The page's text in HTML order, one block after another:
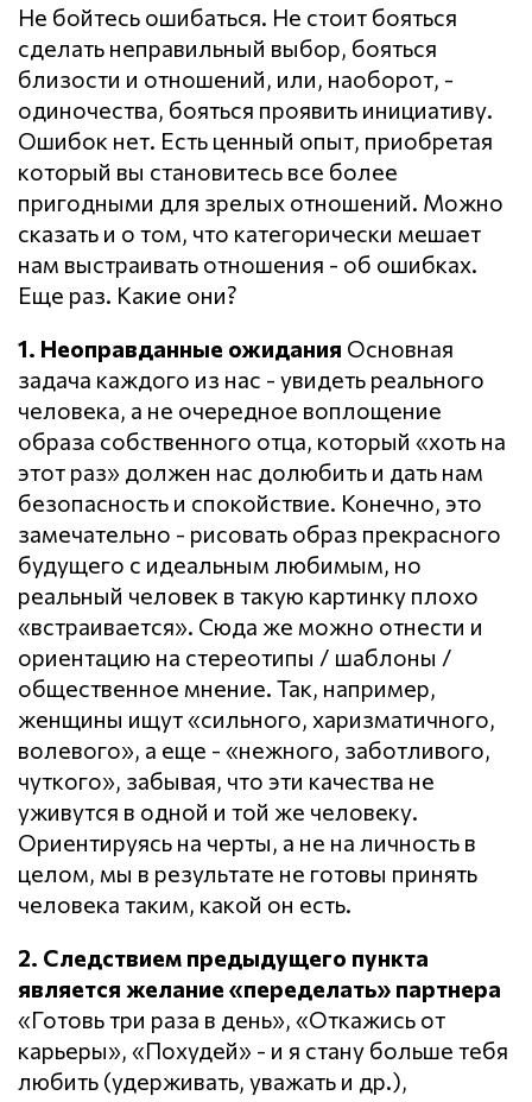
Не бойтесь ошибаться. Не стоит бояться
сделать неправильный выбор, бояться
близости и отношений, или, наоборот, -
одиночества, бояться проявить инициативу.
Ошибок нет. Есть ценный опыт, приобретая
который вы становитесь все более
пригодными для зрелых отношений. Можно
сказать и о том, что категорически мешает
нам выстраивать отношения - об ошибках.
Еще раз. Какие они?
1. Неоправданные ожидания Основная
задача каждого из нас - увидеть реального
человека, а не очередное воплощение
образа собственного отца, который «хоть на
этот раз» должен нас долюбить и дать нам
безопасность и спокойствие. Конечно, это
замечательно - рисовать образ прекрасного
будущего с идеальным любимым, но
реальный человек в такую картинку плохо
«встраивается». Сюда же можно отнести и
ориентацию на стереотипы / шаблоны /
общественное мнение. Так, например,
женщины ищут «сильного, харизматичного,
волевого», а еще - «нежного, заботливого,
чуткого», забывая, что эти качества не
уживутся в одной и той же человеку.
Ориентируясь на черты, а не на личность в
целом, мы в результате не готовы принять
человека таким, какой он есть.
2. Следствием предыдущего пункта
является желание «переделать» партнера
«Готовь три раза в день», «Откажись от
карьеры», «Похудей» - и я стану больше тебя
любить (удерживать, уважать и др.),